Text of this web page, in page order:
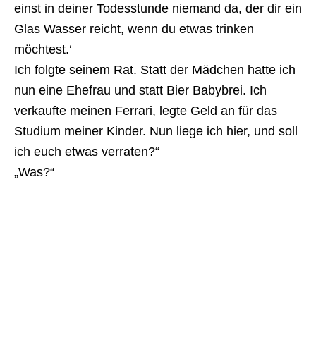
einst in deiner Todesstunde niemand da, der dir ein
Glas Wasser reicht, wenn du etwas trinken
möchtest.‘
Ich folgte seinem Rat. Statt der Mädchen hatte ich
nun eine Ehefrau und statt Bier Babybrei. Ich
verkaufte meinen Ferrari, legte Geld an für das
Studium meiner Kinder. Nun liege ich hier, und soll
ich euch etwas verraten?“
„Was?“